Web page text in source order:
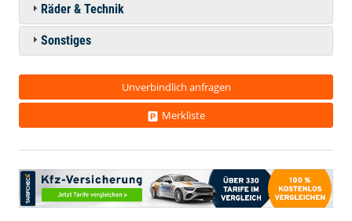
Räder & Technik
Sonstiges
Unverbindlich anfragen
Merkliste